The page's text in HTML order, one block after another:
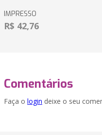
IMPRESSO
R$ 42,76
Comentários
Faça o login deixe o seu